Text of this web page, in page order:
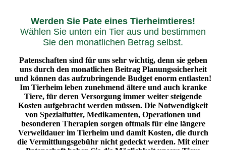
Werden Sie Pate eines Tierheimtieres!
Wählen Sie unten ein Tier aus und bestimmen
Sie den monatlichen Betrag selbst.
Patenschaften sind für uns sehr wichtig, denn sie geben
uns durch den monatlichen Beitrag Planungssicherheit
und können das aufzubringende Budget enorm entlasten!
Im Tierheim leben zunehmend ältere und auch kranke
Tiere, für deren Versorgung immer weiter steigende
Kosten aufgebracht werden müssen. Die Notwendigkeit
von Spezialfutter, Medikamenten, Operationen und
besonderen Therapien sorgen oftmals für eine längere
Verweildauer im Tierheim und damit Kosten, die durch
die Vermittlungsgebühr nicht gedeckt werden. Mit einer